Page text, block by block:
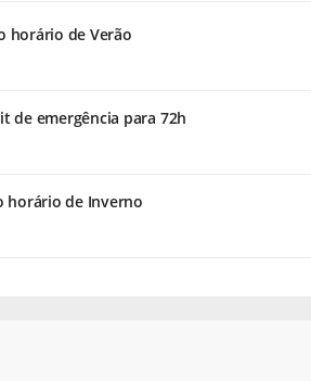
horário de Verão
de emergência para 72h
horário de Inverno